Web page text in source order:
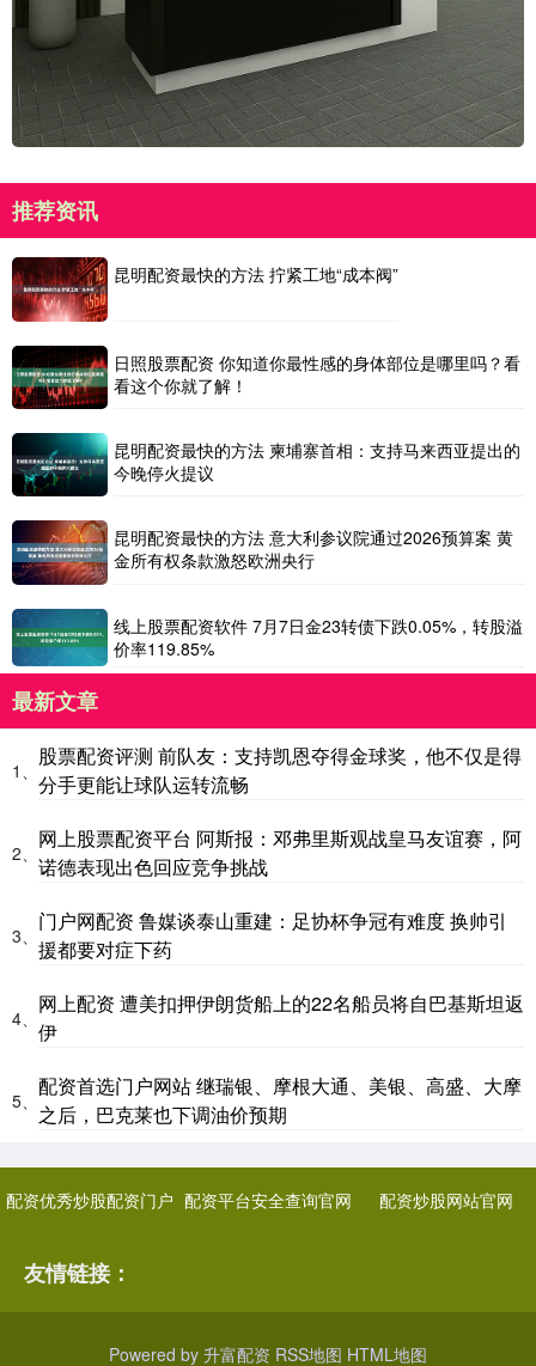
推荐资讯
昆明配资最快的方法 拧紧工地“成本阀”
日照股票配资 你知道你最性感的身体部位是哪里吗？看
看这个你就了解！
昆明配资最快的方法 柬埔寨首相：支持马来西亚提出的
今晚停火提议
昆明配资最快的方法 意大利参议院通过2026预算案 黄
金所有权条款激怒欧洲央行
线上股票配资软件 7月7日金23转债下跌0.05%，转股溢
价率119.85%
最新文章
1、
股票配资评测 前队友：支持凯恩夺得金球奖，他不仅是得
分手更能让球队运转流畅
2、
网上股票配资平台 阿斯报：邓弗里斯观战皇马友谊赛，阿
诺德表现出色回应竞争挑战
3、
门户网配资 鲁媒谈泰山重建：足协杯争冠有难度 换帅引
援都要对症下药
4、
网上配资 遭美扣押伊朗货船上的22名船员将自巴基斯坦返
伊
5、
配资首选门户网站 继瑞银、摩根大通、美银、高盛、大摩
之后，巴克莱也下调油价预期
配资优秀炒股配资门户 配资平台安全查询官网 配资炒股网站官网
友情链接：
Powered by 升富配资 RSS地图 HTML地图